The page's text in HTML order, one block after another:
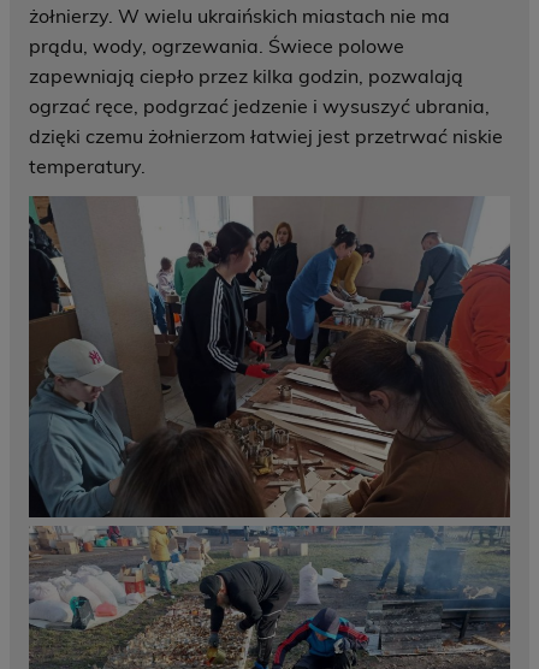
żołnierzy. W wielu ukraińskich miastach nie ma
prądu, wody, ogrzewania. Świece polowe
zapewniają ciepło przez kilka godzin, pozwalają
ogrzać ręce, podgrzać jedzenie i wysuszyć ubrania,
dzięki czemu żołnierzom łatwiej jest przetrwać niskie
temperatury.